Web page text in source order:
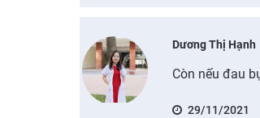
Dương Thị Hạnh
Còn nếu đau
29/11/2021